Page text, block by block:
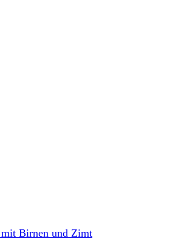
Birnen und Zimt